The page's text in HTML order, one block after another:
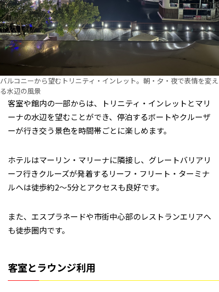
バルコニーから望むトリニティ・インレット。朝・夕・夜で表情を変え
る水辺の風景
客室や館内の一部からは、トリニティ・インレットとマリ
ーナの水辺を望むことができ、停泊するボートやクルーザ
ーが行き交う景色を時間帯ごとに楽しめます。
ホテルはマーリン・マリーナに隣接し、グレートバリアリ
ーフ行きクルーズが発着するリーフ・フリート・ターミナ
ルへは徒歩約2〜5分とアクセスも良好です。
また、エスプラネードや市街中心部のレストランエリアへ
も徒歩圏内です。
客室とラウンジ利用